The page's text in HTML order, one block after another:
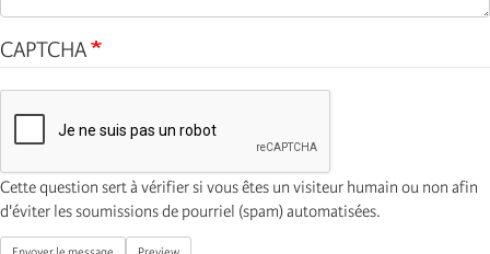
CAPTCHA
Cette question sert à vérifier si vous êtes un visiteur humain ou non afin
d'éviter les soumissions de pourriel (spam) automatisées.